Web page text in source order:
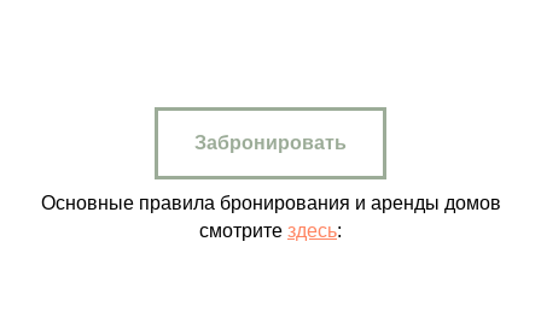
Забронировать
Основные правила бронирования и аренды домов
смотрите здесь: